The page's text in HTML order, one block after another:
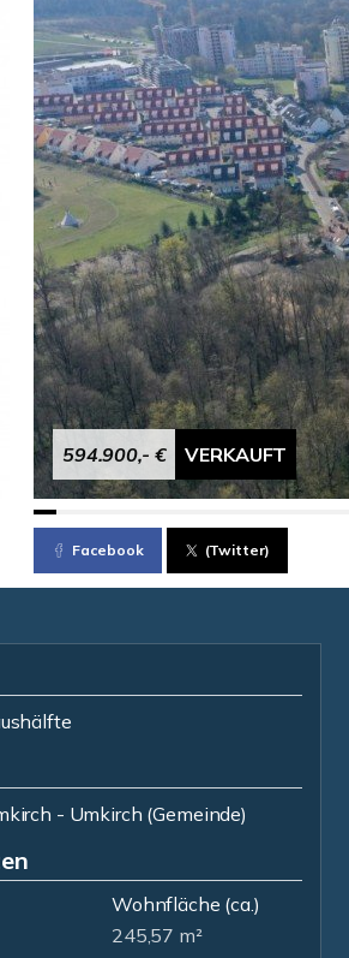
594.900,- € VERKAUFT
Facebook (Twitter)
- Umkirch (Gemeinde)
Wohnfläche (ca.)
245,57 m²